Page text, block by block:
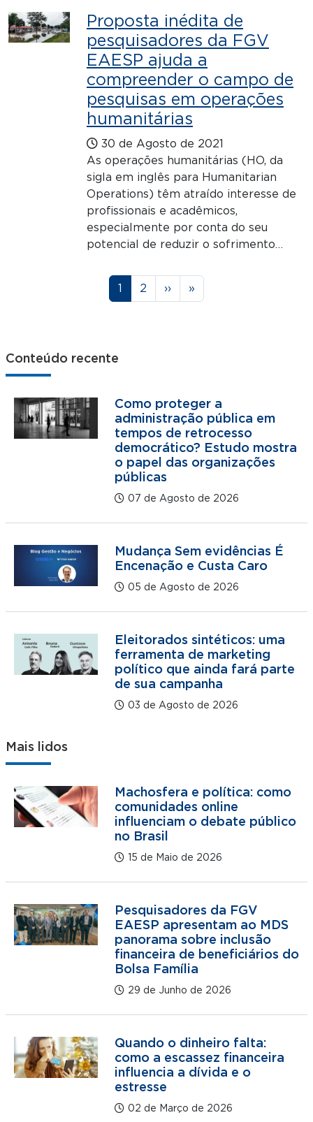
Proposta inédita de
pesquisadores da FGV
EAESP ajuda a
compreender o campo de
pesquisas em operações
humanitárias
30 de Agosto de 2021
As operações humanitárias (HO, da
sigla em inglês para Humanitarian
Operations) têm atraído interesse de
profissionais e acadêmicos,
especialmente por conta do seu
potencial de reduzir o sofrimento…
Página
1 Página
2 Próxima página
›› Última página
»
Conteúdo recente
Como proteger a
administração pública em
tempos de retrocesso
democrático? Estudo mostra
o papel das organizações
públicas
07 de Agosto de 2026
Mudança Sem evidências É
Encenação e Custa Caro
05 de Agosto de 2026
Eleitorados sintéticos: uma
ferramenta de marketing
político que ainda fará parte
de sua campanha
03 de Agosto de 2026
Mais lidos
Machosfera e política: como
comunidades online
influenciam o debate público
no Brasil
15 de Maio de 2026
Pesquisadores da FGV
EAESP apresentam ao MDS
panorama sobre inclusão
financeira de beneficiários do
Bolsa Família
29 de Junho de 2026
Quando o dinheiro falta:
como a escassez financeira
influencia a dívida e o
estresse
02 de Março de 2026